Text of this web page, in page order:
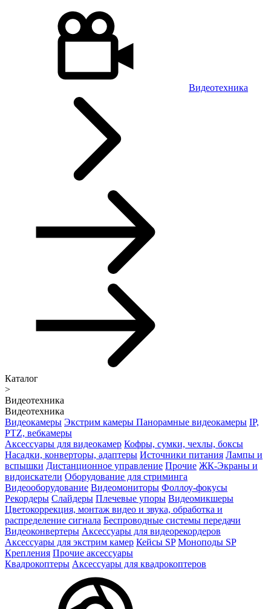
Видеотехника
Каталог
>
Видеотехника
Видеотехника
Видеокамеры Экстрим камеры Панорамные видеокамеры IP,
PTZ, вебкамеры
Аксессуары для видеокамер Кофры, сумки, чехлы, боксы
Насадки, конверторы, адаптеры Источники питания Лампы и
вспышки Дистанционное управление Прочие ЖК-Экраны и
видоискатели Оборудование для стриминга
Видеооборудование Видеомониторы Фоллоу-фокусы
Рекордеры Слайдеры Плечевые упоры Видеомикшеры
Цветокоррекция, монтаж видео и звука, обработка и
распределение сигнала Беспроводные системы передачи
Видеоконвертеры Аксессуары для видеорекордеров
Аксессуары для экстрим камер Кейсы SP Моноподы SP
Крепления Прочие аксессуары
Квадрокоптеры Аксессуары для квадрокоптеров